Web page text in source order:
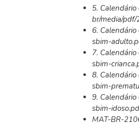
5.
br/media/
6.
sbim-
7.
sbim-
8.
sbim-
9. Calendário
sbim-
MAT-BR-